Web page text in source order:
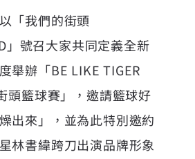
「我們的街頭
」號召大家共同定義全新
舉辦「BE LIKE TIGER
頭籃球賽」，邀請籃球好
出來」，並為此特別邀約
林書緯跨刀出演品牌形象